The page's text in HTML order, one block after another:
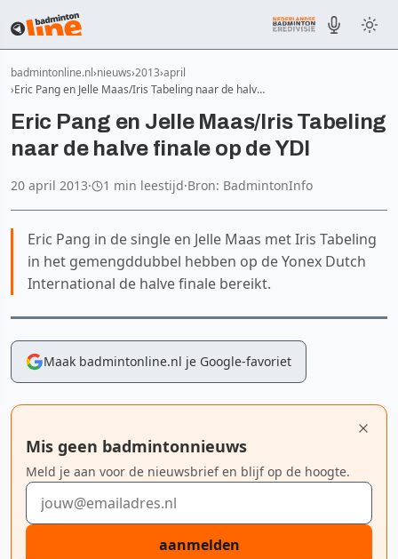
badmintonline.nl nieuws 2013 april
Eric Pang en Jelle Maas/Iris Tabeling naar de halv…
Eric Pang en Jelle Maas/Iris Tabeling
naar de halve finale op de YDI
20 april 2013· 1 min leestijd·Bron: BadmintonInfo
Eric Pang in de single en Jelle Maas met Iris Tabeling
in het gemengddubbel hebben op de Yonex Dutch
International de halve finale bereikt.
Maak badmintonline.nl je Google-favoriet
Mis geen badmintonnieuws
Meld je aan voor de nieuwsbrief en blijf op de hoogte.
E-mailadres
aanmelden